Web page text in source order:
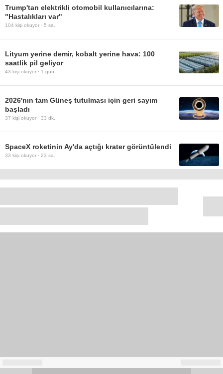
Trump'tan elektrikli otomobil kullanıcılarına:
"Hastalıkları var"
104 kişi okuyor · 5 sa.
Lityum yerine demir, kobalt yerine hava: 100
saatlik pil geliyor
43 kişi okuyor · 1 gün
2026'nın tam Güneş tutulması için geri sayım
başladı
37 kişi okuyor · 33 dk.
SpaceX roketinin Ay'da açtığı krater görüntülendi
33 kişi okuyor · 23 sa.